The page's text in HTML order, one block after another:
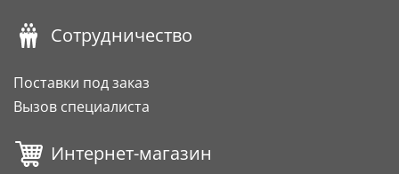
Сотрудничество
Поставки под заказ
Вызов специалиста
Интернет-магазин